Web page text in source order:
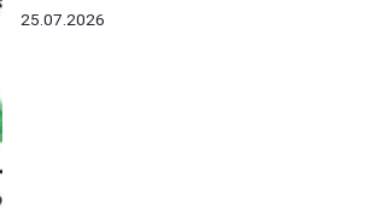
25.07.2026